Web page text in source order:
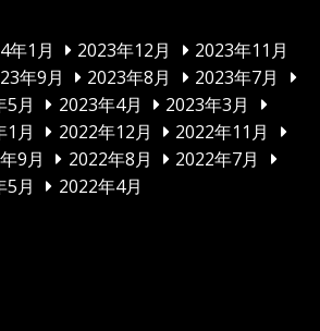
年1月 2023年12月
2023年11月
年9月 2023年8月
2023年7月
5月 2023年4月
2023年3月
1月 2022年12月
2022年11月
9月 2022年8月
2022年7月
5月 2022年4月